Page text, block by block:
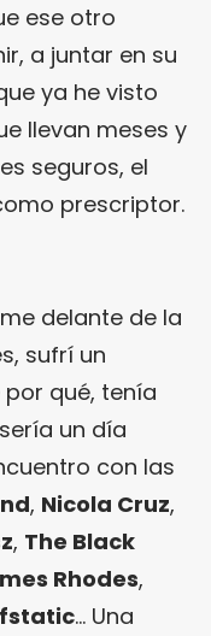
ese otro
a juntar en su
ya he visto
llevan meses y
seguros, el
prescriptor.
delante de la
sufrí un
qué, tenía
un día
con las
, Nicola Cruz,
, The Black
Rhodes,
… Una